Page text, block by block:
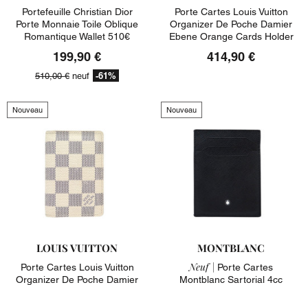
Portefeuille Christian Dior
Porte Monnaie Toile Oblique
Romantique Wallet 510€
199,90 €
510,00 € neuf -61%
Porte Cartes Louis Vuitton
Organizer De Poche Damier
Ebene Orange Cards Holder
414,90 €
Nouveau
LOUIS VUITTON
Porte Cartes Louis Vuitton
Organizer De Poche Damier
Nouveau
MONTBLANC
Neuf | Porte Cartes
Montblanc Sartorial 4cc